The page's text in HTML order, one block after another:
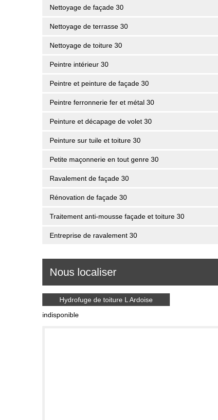
Nettoyage de façade 30
Nettoyage de terrasse 30
Nettoyage de toiture 30
Peintre intérieur 30
Peintre et peinture de façade 30
Peintre ferronnerie fer et métal 30
Peinture et décapage de volet 30
Peinture sur tuile et toiture 30
Petite maçonnerie en tout genre 30
Ravalement de façade 30
Rénovation de façade 30
Traitement anti-mousse façade et toiture 30
Entreprise de ravalement 30
Nous localiser
Hydrofuge de toiture L Ardoise
indisponible